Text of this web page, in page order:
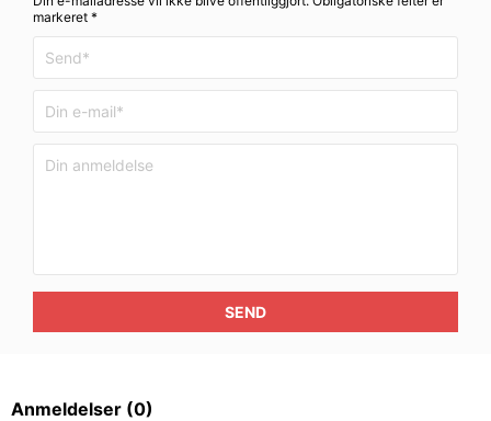
markeret *
SEND
Anmeldelser (0)